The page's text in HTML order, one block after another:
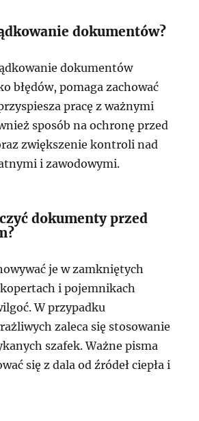
dokumentów?
dokumentów
błędów, pomaga zachować
pracę z ważnymi
sposób na ochronę przed
zwiększenie kontroli nad
i zawodowymi.
dokumenty przed
je w zamkniętych
i pojemnikach
W przypadku
zaleca się stosowanie
szafek. Ważne pisma
się z dala od źródeł ciepła i